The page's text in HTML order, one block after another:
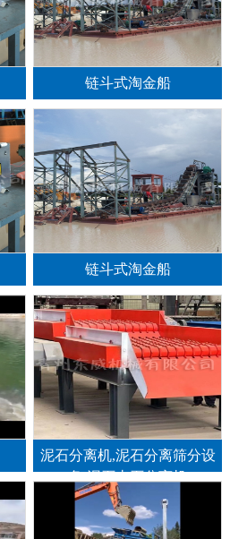
1 3
链斗式淘金船
链斗式淘金船
泥石分离机,泥石分离筛分设
备,泥石土石分离机